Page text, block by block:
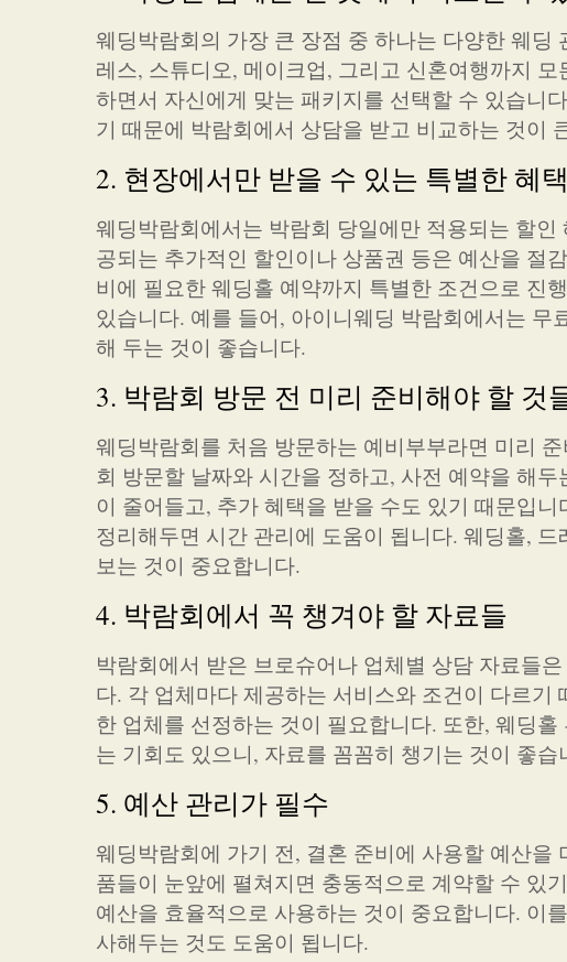
웨딩박람회의 가장 큰 장점 중 하나는 다양한 웨
레스, 스튜디오, 메이크업, 그리고 신혼여행까지
하면서 자신에게 맞는 패키지를 선택할 수 있습니
기 때문에 박람회에서 상담을 받고 비교하는 것이
2. 현장에서만 받을 수 있는 특별한 혜택
웨딩박람회에서는 박람회 당일에만 적용되는 할
공되는 추가적인 할인이나 상품권 등은 예산을 절
비에 필요한 웨딩홀 예약까지 특별한 조건으로 진
있습니다. 예를 들어, 아이니웨딩 박람회에서는
해 두는 것이 좋습니다.
3. 박람회 방문 전 미리 준비해야 할 것
웨딩박람회를 처음 방문하는 예비부부라면 미리
회 방문할 날짜와 시간을 정하고, 사전 예약을 해
이 줄어들고, 추가 혜택을 받을 수도 있기 때문입
정리해두면 시간 관리에 도움이 됩니다. 웨딩홀,
보는 것이 중요합니다.
4. 박람회에서 꼭 챙겨야 할 자료들
박람회에서 받은 브로슈어나 업체별 상담 자료들
다. 각 업체마다 제공하는 서비스와 조건이 다르
한 업체를 선정하는 것이 필요합니다. 또한, 웨딩
는 기회도 있으니, 자료를 꼼꼼히 챙기는 것이 좋습
5. 예산 관리가 필수
웨딩박람회에 가기 전, 결혼 준비에 사용할 예산
품들이 눈앞에 펼쳐지면 충동적으로 계약할 수 있
예산을 효율적으로 사용하는 것이 중요합니다. 이
사해두는 것도 도움이 됩니다.